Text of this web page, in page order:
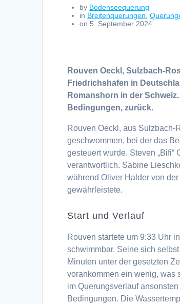
by Bodenseequerung
in Breitenquerungen,
on 5. September 2024
Rouven Oeckl, Sulzbach-
Friedrichshafen in
Romanshorn in der Schweiz
Bedingungen, zurück.
Rouven Oeckl, aus Sulzbach-
geschwommen, bei der das
gesteuert wurde. Steven
verantwortlich. Sabine
während Oliver Halder von
gewährleistete.
Start und Verlauf
Rouven startete um 9:33 Uhr
schwimmbar. Seine sich
Minuten unter der gesetzten
vorankommen ein wenig, was
im Querungsverlauf
Bedingungen. Die